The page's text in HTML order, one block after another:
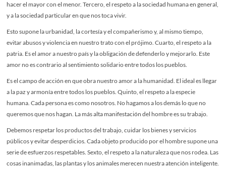
hacer el mayor con el menor. Tercero, el respeto a la sociedad humana en general,
y a la sociedad particular en que nos toca vivir.
Esto supone la urbanidad, la cortesía y el compañerismo y, al mismo tiempo,
evitar abusos y violencia en nuestro trato con el prójimo. Cuarto, el respeto a la
patria. Es el amor a nuestro país y la obligación de defenderlo y mejorarlo. Este
amor no es contrario al sentimiento solidario entre todos los pueblos.
Es el campo de acción en que obra nuestro amor a la humanidad. El ideal es llegar
a la paz y armonía entre todos los pueblos. Quinto, el respeto a la especie
humana. Cada persona es como nosotros. No hagamos a los demás lo que no
queremos que nos hagan. La más alta manifestación del hombre es su trabajo.
Debemos respetar los productos del trabajo, cuidar los bienes y servicios
públicos y evitar desperdicios. Cada objeto producido por el hombre supone una
serie de esfuerzos respetables. Sexto, el respeto a la naturaleza que nos rodea. Las
cosas inanimadas, las plantas y los animales merecen nuestra atención inteligente.